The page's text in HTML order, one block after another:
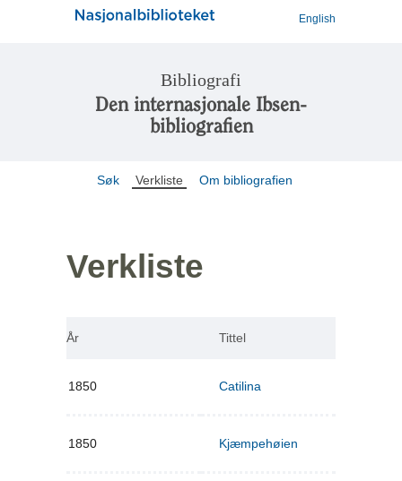
English
Bibliografi
Den internasjonale Ibsen-
bibliografien
Søk Verkliste Om bibliografien
Verkliste
År Tittel
1850 Catilina
1850 Kjæmpehøien